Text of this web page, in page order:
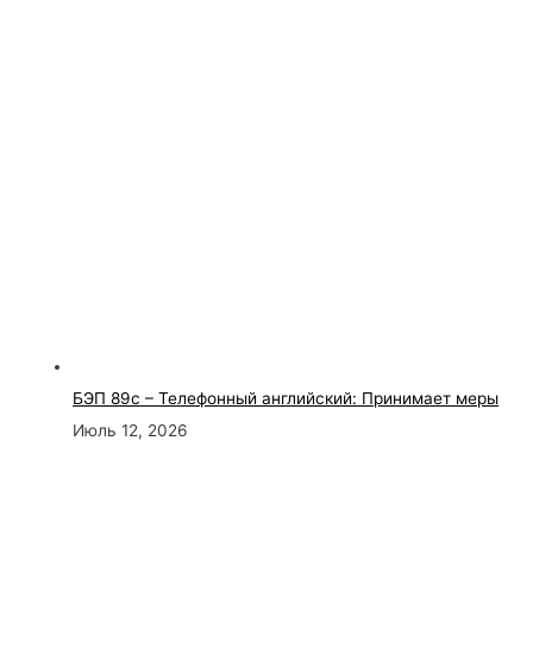
БЭП 89с – Телефонный английский: Принимает меры
Июль 12, 2026